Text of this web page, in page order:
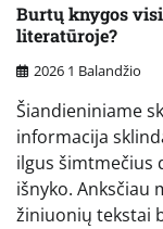
Burtų knygos
literatūroje?
2026 1 Balandžio
Šiandieniniame
informacija
ilgus šimtmečius
išnyko. Anksčiau
žiniuonių tekstai